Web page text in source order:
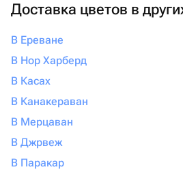
Доставка цветов в
В Ереване
В Нор Харберд
В Касах
В Канакераван
В Мерцаван
В Джрвеж
В Паракар